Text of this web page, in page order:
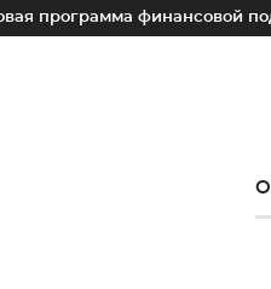
финансовой
О